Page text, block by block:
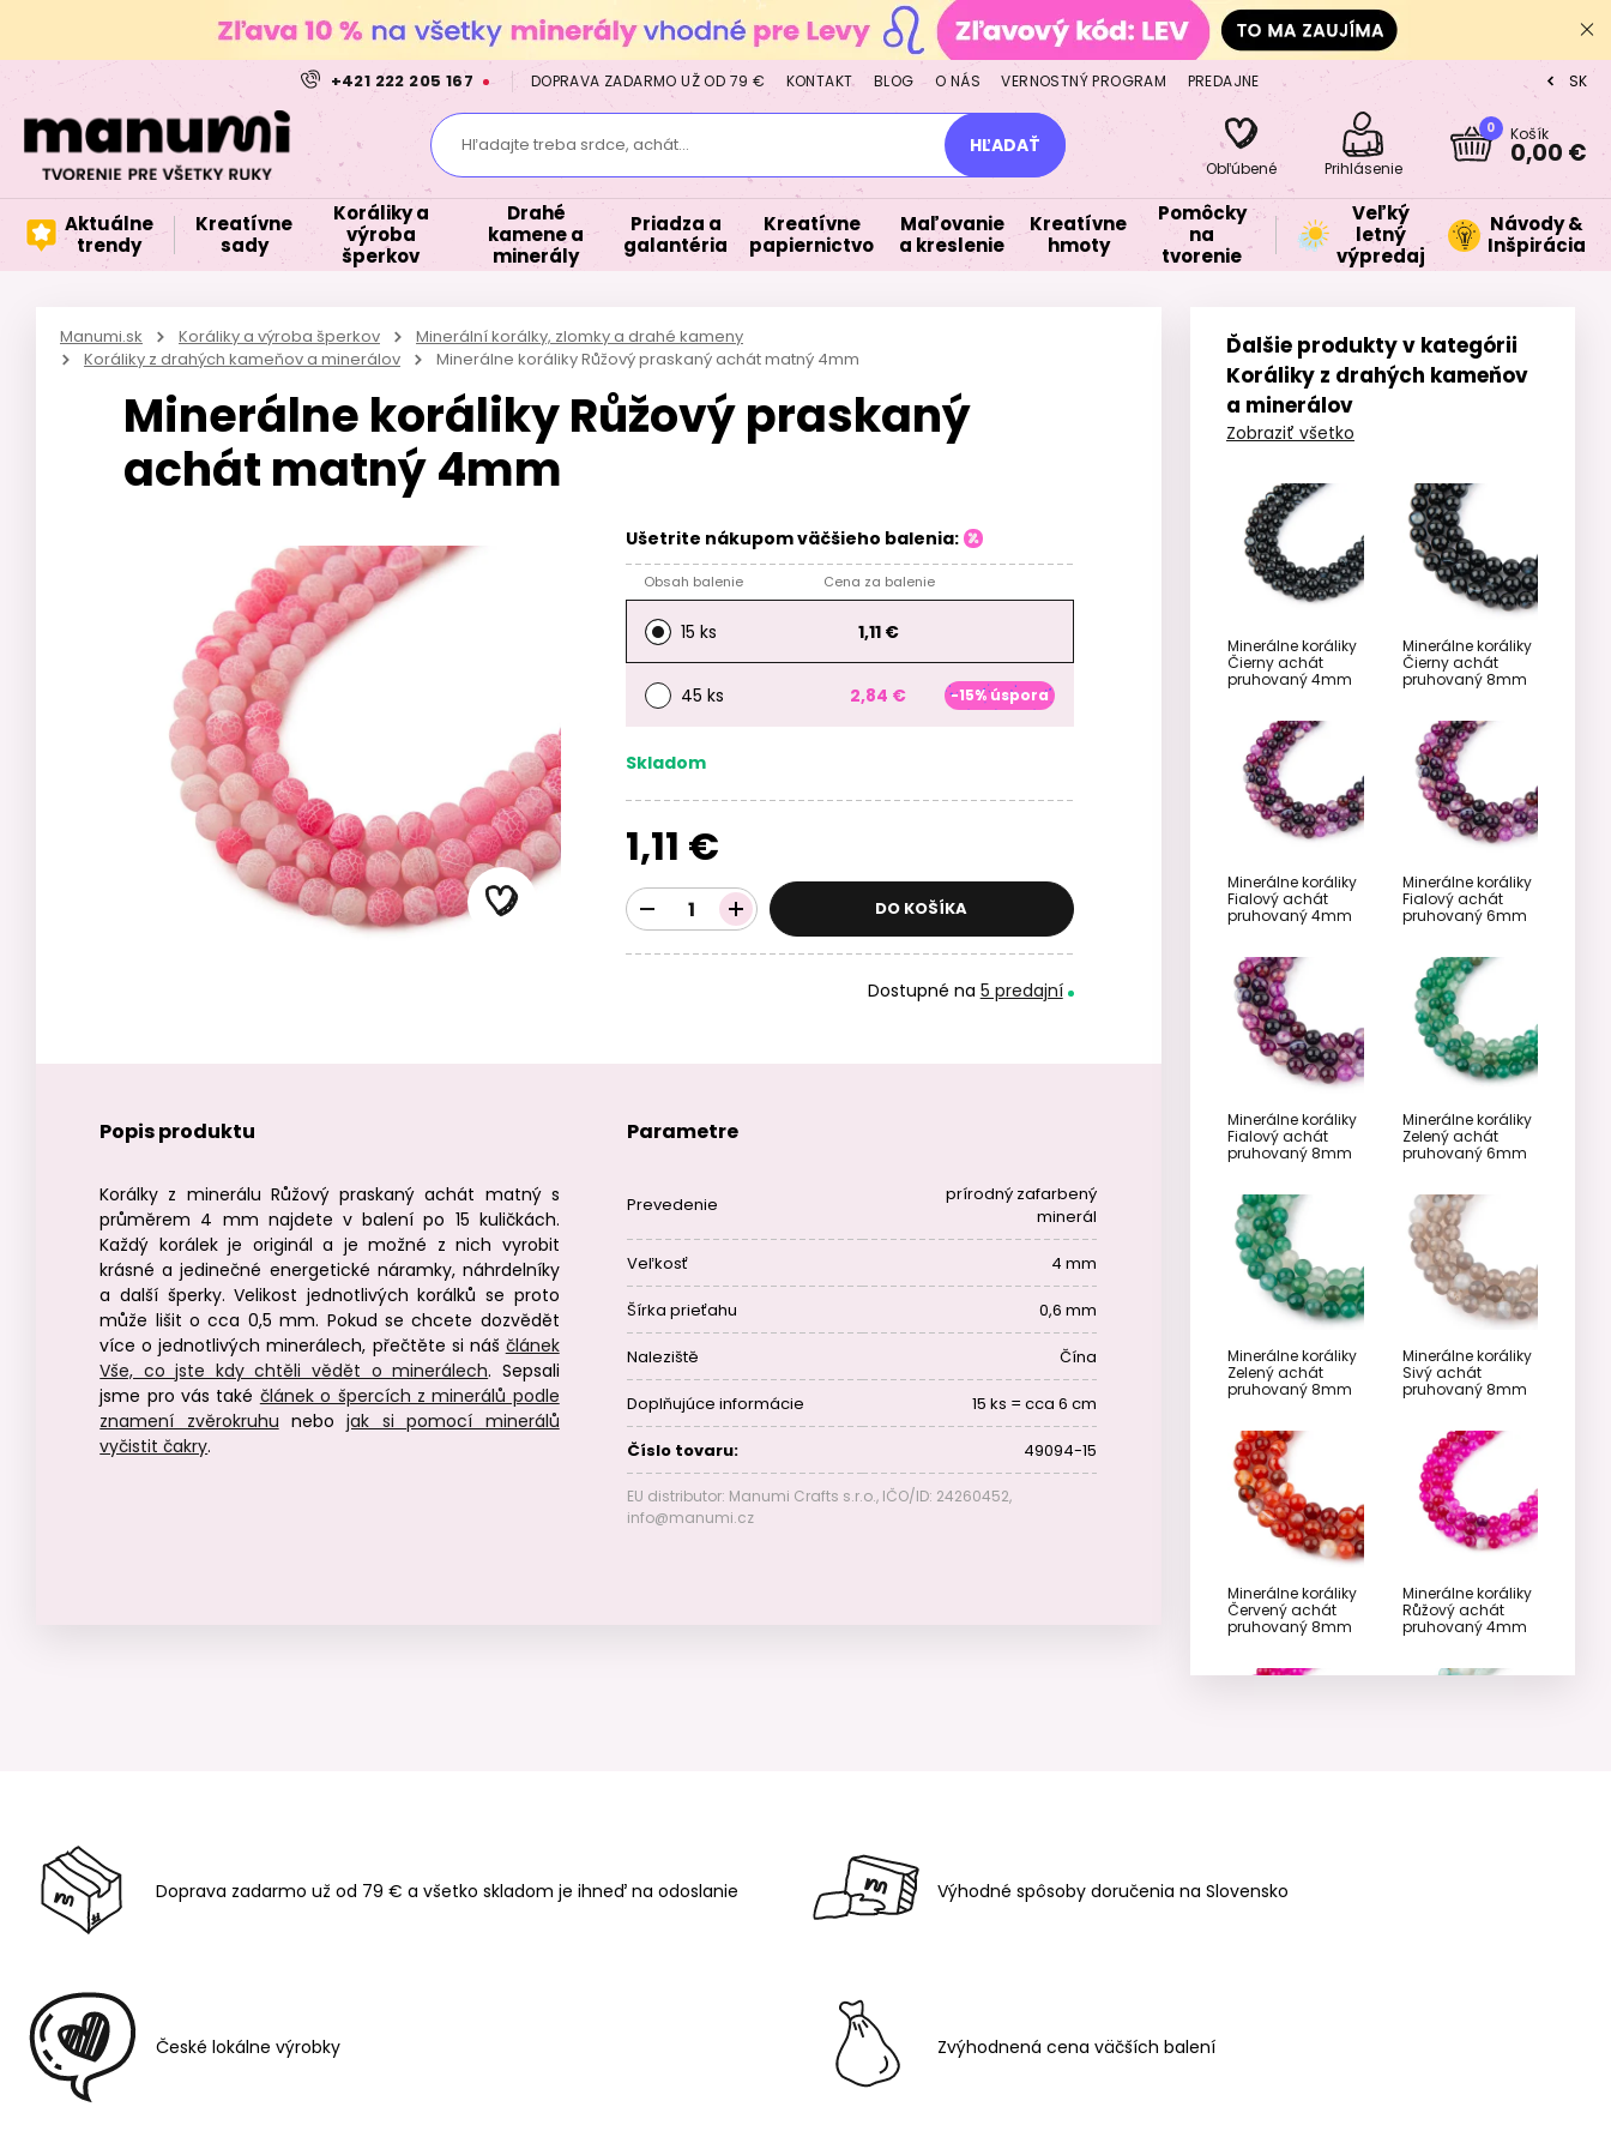
+421 222 205 167 DOPRAVA ZADARMO UŽ OD 79 € KONTAKT BLOG O NÁS VERNOSTNÝ PROGRAM PREDAJNE CZ
SK
Hľadajte treba srdce, achát... HĽADAŤ
Obľúbené Prihlásenie
0 Košík
0,00 €
Aktuálne
trendy
Kreatívne
sady
Koráliky a
výroba
šperkov
Drahé
kamene a
minerály
Priadza a
galantéria
Kreatívne
papiernictvo
Maľovanie
a kreslenie
Kreatívne
hmoty
Pomôcky
na
tvorenie
Veľký
letný
výpredaj
Návody &
Inšpirácia
Manumi.sk Koráliky a výroba šperkov
Minerální korálky, zlomky a drahé kameny
Koráliky z drahých kameňov a minerálov
Minerálne koráliky Růžový praskaný achát matný 4mm
Minerálne koráliky Růžový praskaný
achát matný 4mm
Ušetrite nákupom väčšieho balenia:
Obsah balenie Cena za balenie
15 ks 1,11 €
45 ks 2,84 € -15% úspora
Skladom
1,11 €
DO KOŠÍKA
Dostupné na 5 predajní
Popis produktu
Korálky z minerálu Růžový praskaný achát matný s
průměrem 4 mm najdete v balení po 15 kuličkách.
Každý korálek je originál a je možné z nich vyrobit
krásné a jedinečné energetické náramky, náhrdelníky
a další šperky. Velikost jednotlivých korálků se proto
může lišit o cca 0,5 mm. Pokud se chcete dozvědět
více o jednotlivých minerálech, přečtěte si náš článek
Vše, co jste kdy chtěli vědět o minerálech. Sepsali
jsme pro vás také článek o špercích z minerálů podle
znamení zvěrokruhu nebojak si pomocí minerálů
vyčistit čakry.
Parametre
Prevedenie
prírodný zafarbený
minerál
Veľkosť 4 mm
Šírka prieťahu 0,6 mm
Naleziště Čína
Doplňujúce informácie 15 ks = cca 6 cm
Číslo tovaru: 49094-15
EU distributor: Manumi Crafts s.r.o., IČO/ID: 24260452,
info@manumi.cz
Ďalšie produkty v kategórii
Koráliky z drahých kameňov
a minerálov
Zobraziť všetko
Minerálne koráliky
Čierny achát
pruhovaný 4mm
Minerálne koráliky
Čierny achát
pruhovaný 8mm
Minerálne koráliky
Fialový achát
pruhovaný 4mm
Minerálne koráliky
Fialový achát
pruhovaný 6mm
Minerálne koráliky
Fialový achát
pruhovaný 8mm
Minerálne koráliky
Zelený achát
pruhovaný 6mm
Minerálne koráliky
Zelený achát
pruhovaný 8mm
Minerálne koráliky
Sivý achát
pruhovaný 8mm
Minerálne koráliky
Červený achát
pruhovaný 8mm
Minerálne koráliky
Růžový achát
pruhovaný 4mm
Doprava zadarmo už od 79 € a všetko skladom je ihneď na odoslanie Výhodné spôsoby doručenia na Slovensko
České lokálne výrobky Zvýhodnená cena väčších balení